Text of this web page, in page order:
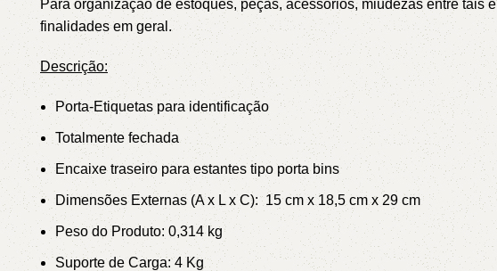
Para organização de estoques, peças, acessórios, miudezas entre tais
finalidades em geral.
Descrição:
Porta-Etiquetas para identificação
Totalmente fechada
Encaixe traseiro para estantes tipo porta bins
Dimensões Externas (A x L x C): 15 cm x 18,5 cm x 29 cm
Peso do Produto: 0,314 kg
Suporte de Carga: 4 Kg